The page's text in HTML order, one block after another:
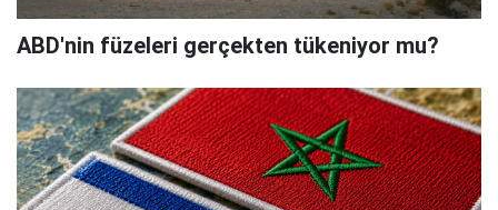
ABD'nin füzeleri gerçekten tükeniyor mu?